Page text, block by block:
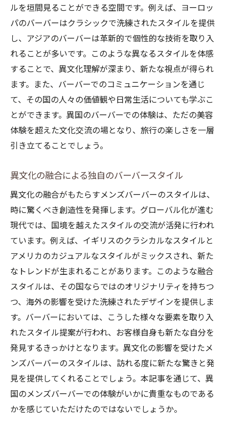
ルを垣間見ることができる空間です。例えば、ヨーロッ
パのバーバーはクラシックで洗練されたスタイルを提供
し、アジアのバーバーは革新的で個性的な技術を取り入
れることが多いです。このような異なるスタイルを体感
することで、異文化理解が深まり、新たな視点が得られ
ます。また、バーバーでのコミュニケーションを通じ
て、その国の人々の価値観や日常生活についても学ぶこ
とができます。異国のバーバーでの体験は、ただの美容
体験を超えた文化交流の場となり、旅行の楽しさを一層
引き立てることでしょう。
異文化の融合による独自のバーバースタイル
異文化の融合がもたらすメンズバーバーのスタイルは、
時に驚くべき創造性を発揮します。グローバル化が進む
現代では、国境を越えたスタイルの交流が活発に行われ
ています。例えば、イギリスのクラシカルなスタイルと
アメリカのカジュアルなスタイルがミックスされ、新た
なトレンドが生まれることがあります。このような融合
スタイルは、その国ならではのオリジナリティを持ちつ
つ、海外の影響を受けた洗練されたデザインを提供しま
す。バーバーにおいては、こうした様々な要素を取り入
れたスタイル提案が行われ、お客様自身も新たな自分を
発見するきっかけとなります。異文化の影響を受けたメ
ンズバーバーのスタイルは、訪れる度に新たな驚きと発
見を提供してくれることでしょう。本記事を通じて、異
国のメンズバーバーでの体験がいかに貴重なものである
かを感じていただけたのではないでしょうか。